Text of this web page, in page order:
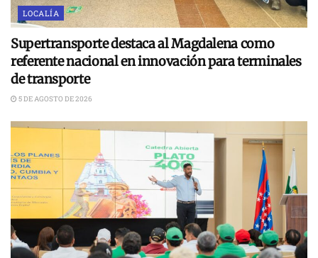
LOCALÍA
Supertransporte destaca al Magdalena como
referente nacional en innovación para terminales
de transporte
5 DE AGOSTO DE 2026